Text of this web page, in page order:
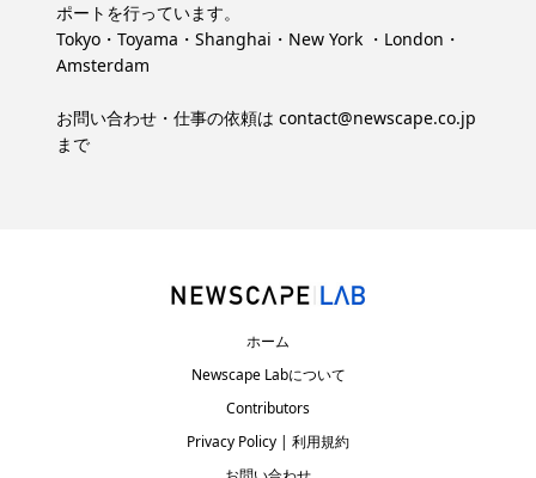
ポートを行っています。
Tokyo・Toyama・Shanghai・New York ・London・
Amsterdam
お問い合わせ・仕事の依頼は contact@newscape.co.jp
まで
ホーム
Newscape Labについて
Contributors
Privacy Policy | 利用規約